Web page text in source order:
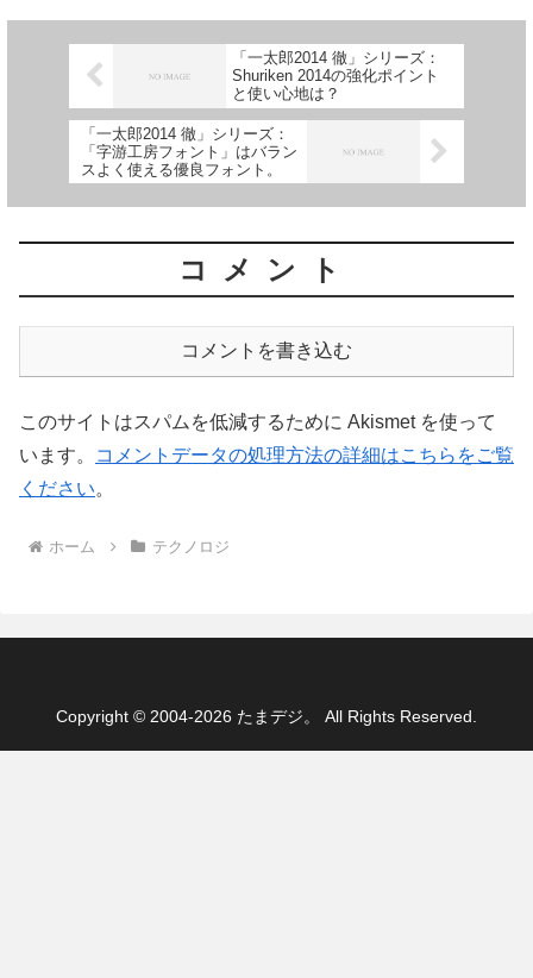
「一太郎2014 徹」シリーズ：
Shuriken 2014の強化ポイント
と使い心地は？
「一太郎2014 徹」シリーズ：
「字游工房フォント」はバラン
スよく使える優良フォント。
コメント
コメントを書き込む
このサイトはスパムを低減するために Akismet を使って
います。
コメントデータの処理方法の詳細はこちらをご覧
ください。
ホーム テクノロジ
Copyright © 2004-2026 たまデジ。 All Rights Reserved.